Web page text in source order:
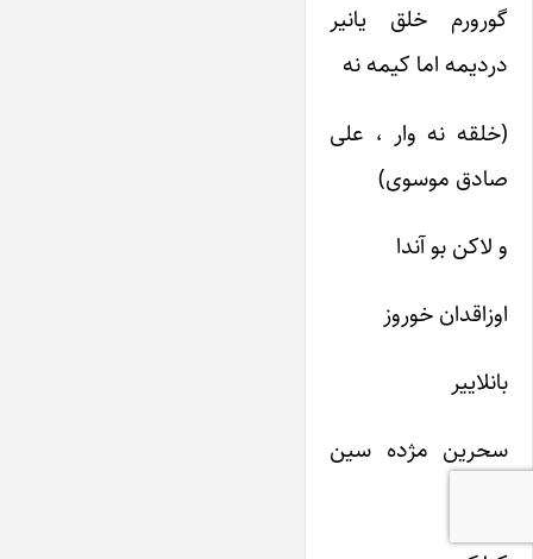
گورورم خلق یانیر
دردیمه اما کیمه نه
(خلقه نه وار ، علی
صادق موسوی)
و لاکن بو آندا
اوزاقدان خوروز
بانلاییر
سحرین مژده سین